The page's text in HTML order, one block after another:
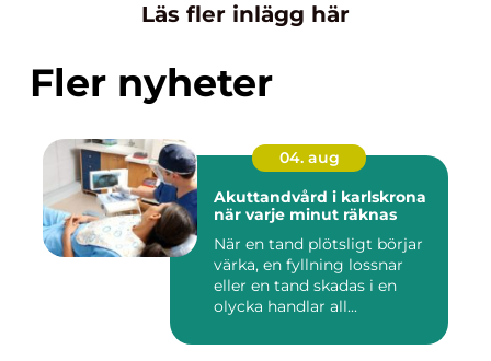
Läs fler inlägg här
Fler nyheter
04. aug
Akuttandvård i karlskrona
när varje minut räknas
När en tand plötsligt börjar
värka, en fyllning lossnar
eller en tand skadas i en
olycka handlar all...